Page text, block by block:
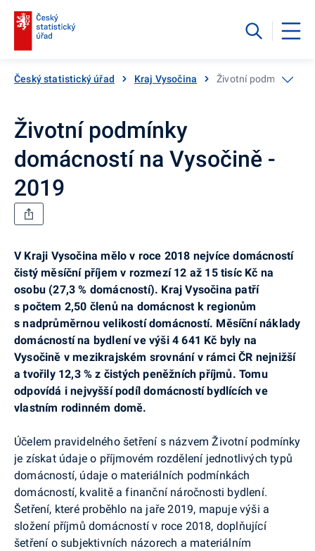
Český statistický úřad Kraj Vysočina Životní podmínky
Životní podmínky
domácností na Vysočině -
2019
V Kraji Vysočina mělo v roce 2018 nejvíce domácností
čistý měsíční příjem v rozmezí 12 až 15 tisíc Kč na
osobu (27,3 % domácností). Kraj Vysočina patří
s počtem 2,50 členů na domácnost k regionům
s nadprůměrnou velikostí domácností. Měsíční náklady
domácností na bydlení ve výši 4 641 Kč byly na
Vysočině v mezikrajském srovnání v rámci ČR nejnižší
a tvořily 12,3 % z čistých peněžních příjmů. Tomu
odpovídá i nejvyšší podíl domácností bydlících ve
vlastním rodinném domě.
Účelem pravidelného šetření s názvem Životní podmínky
je získat údaje o příjmovém rozdělení jednotlivých typů
domácností, údaje o materiálních podmínkách
domácností, kvalitě a finanční náročnosti bydlení.
Šetření, které proběhlo na jaře 2019, mapuje výši a
složení příjmů domácností v roce 2018, doplňující
šetření o subjektivních názorech a materiálním